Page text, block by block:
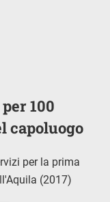
100
capoluogo
per la prima
(2017)